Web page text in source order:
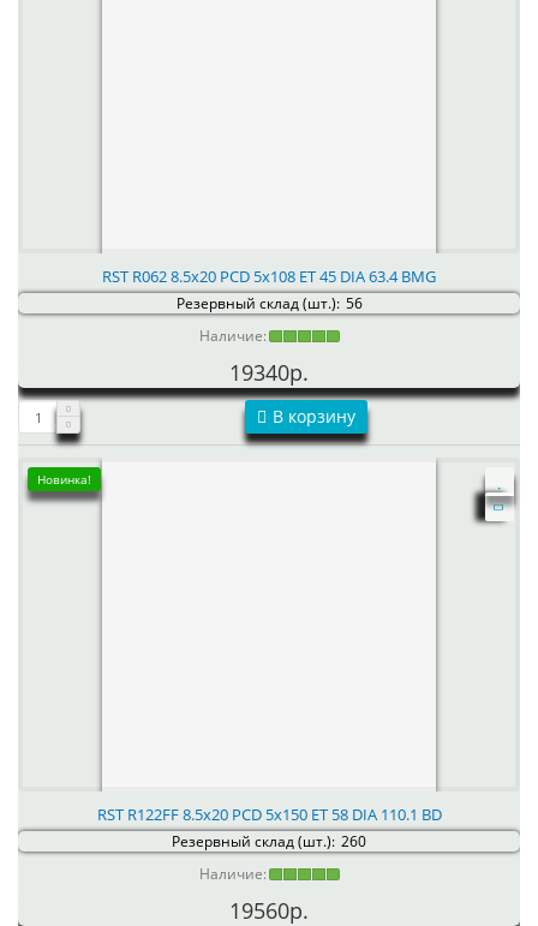
RST R062 8.5x20 PCD 5x108 ET 45 DIA 63.4 BMG
Резервный склад (шт.): 56
Наличие:
19340р.
В корзину
Новинка!
RST R122FF 8.5x20 PCD 5x150 ET 58 DIA 110.1 BD
Резервный склад (шт.): 260
Наличие:
19560р.